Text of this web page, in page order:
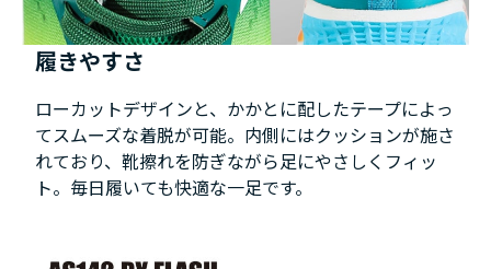
履きやすさ
ローカットデザインと、かかとに配したテープによっ
てスムーズな着脱が可能。内側にはクッションが施さ
れており、靴擦れを防ぎながら足にやさしくフィッ
ト。毎日履いても快適な一足です。